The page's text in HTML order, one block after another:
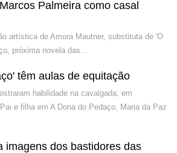
Palmeira como casal
artística de Amora Mautner, substituta de 'O
próxima novela das…
têm aulas de equitação
habilidade na cavalgada, em
e filha em A Dona do Pedaço, Maria da Paz
imagens dos bastidores das